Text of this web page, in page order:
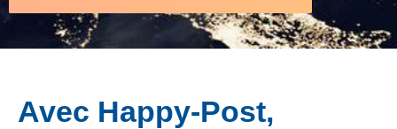
Avec Happy-Post,